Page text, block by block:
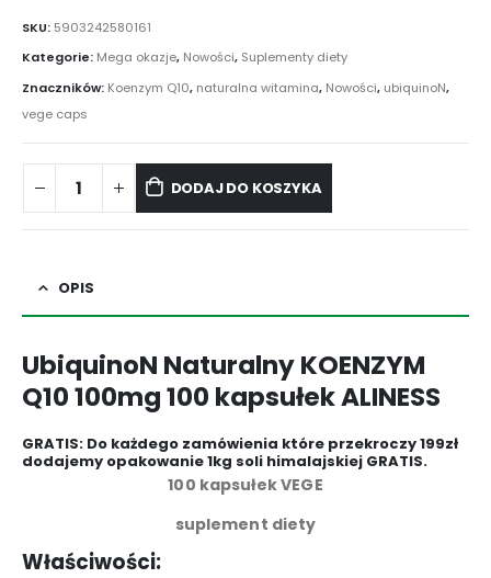
SKU: 5903242580161
Kategorie: Mega okazje, Nowości, Suplementy diety
Znaczników: Koenzym Q10, naturalna witamina, Nowości, ubiquinoN,
vege caps
DODAJ DO KOSZYKA
OPIS
UbiquinoN Naturalny KOENZYM
Q10 100mg 100 kapsułek ALINESS
GRATIS: Do każdego zamówienia które przekroczy 199zł
dodajemy opakowanie 1kg soli himalajskiej GRATIS.
100 kapsułek VEGE
suplement diety
Właściwości: